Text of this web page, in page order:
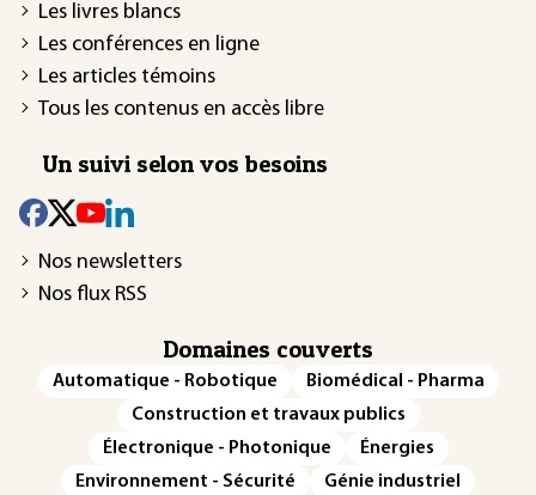
Les livres blancs
Les conférences en ligne
Les articles témoins
Tous les contenus en accès libre
Un suivi selon vos besoins
Nos newsletters
Nos flux RSS
Domaines couverts
Automatique - Robotique
Biomédical - Pharma
Construction et travaux publics
Électronique - Photonique
Énergies
Environnement - Sécurité
Génie industriel